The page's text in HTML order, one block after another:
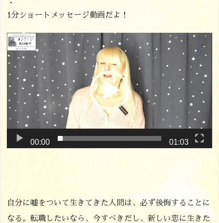
・
1分ショートメッセージ動画だよ！
動
画
プ
レ
ー
ー
00:00 01:03
自分に嘘をついて生きてきた人間は、必ず後悔することに
なる。転職したいなら、今すべきだし、新しい恋に生きた